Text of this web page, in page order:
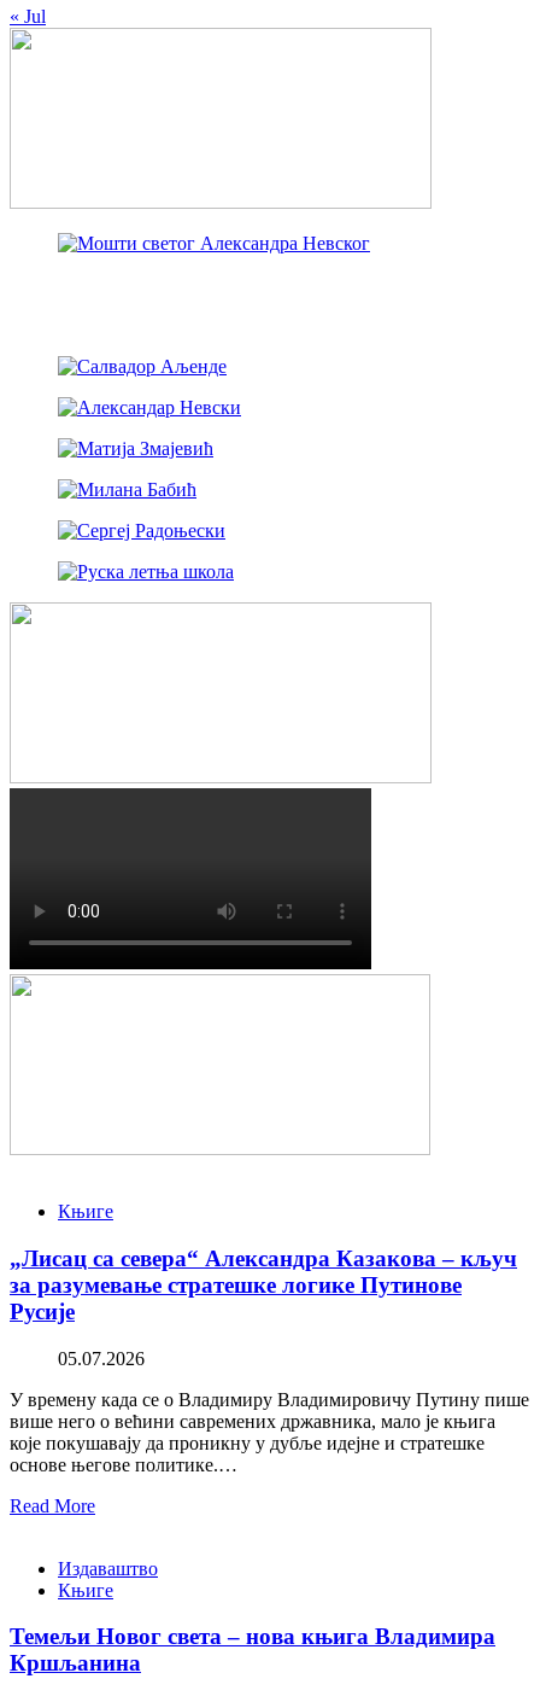
« Jul
Књиге
„Лисац са севера“ Александра Казакова – кључ
за разумевање стратешке логике Путинове
Русије
05.07.2026
У времену када се о Владимиру Владимировичу Путину пише
више него о већини савремених државника, мало је књига
које покушавају да проникну у дубље идејне и стратешке
основе његове политике.…
Read More
Издаваштво
Књиге
Темељи Новог света – нова књига Владимира
Кршљанина